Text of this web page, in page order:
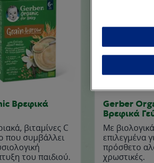
Βρεφικά
βιταμίνες C
που συμβάλλει
του παιδιού.
Gerber
Βρεφικά
Με
επιλεγμένα
πρόσθετο
χρωστικές.